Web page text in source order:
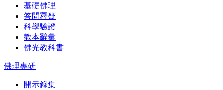
基礎佛理
答問釋疑
科學驗證
教本辭彙
佛光教科書
佛理專研
開示錄集